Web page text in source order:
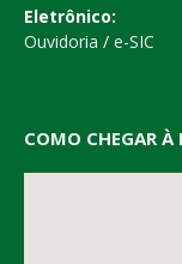
Eletrônico:
Ouvidoria / e-SIC
COMO CHEGAR À